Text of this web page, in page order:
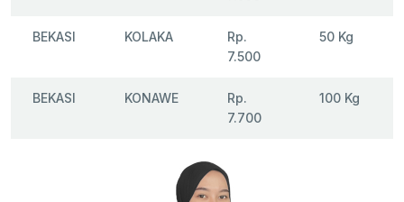
BEKASI KOLAKA
Rp.
7.500
50 Kg
BEKASI KONAWE
Rp.
7.700
100 Kg